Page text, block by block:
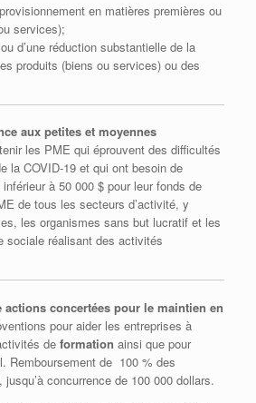
en matières premières ou
services);
d’une réduction substantielle de la
produits (biens ou services) ou des
aux petites et moyennes
les PME qui éprouvent des difficultés
la COVID-19 et qui ont besoin de
à 50 000 $ pour leur fonds de
de tous les secteurs d’activité, y
les organismes sans but lucratif et les
sociale réalisant des activités
concertées pour le maintien en
pour aider les entreprises à
de formation ainsi que pour
Remboursement de 100 % des
concurrence de 100 000 dollars.